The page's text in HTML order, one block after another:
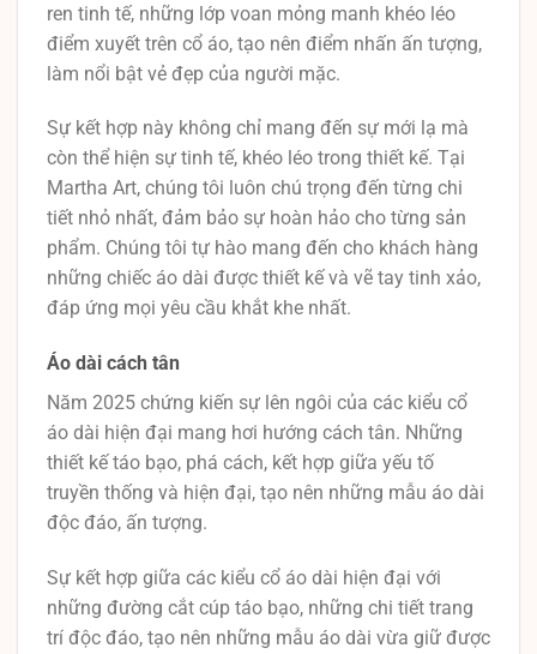
ren tinh tế, những lớp voan mỏng manh khéo léo
điểm xuyết trên cổ áo, tạo nên điểm nhấn ấn tượng,
làm nổi bật vẻ đẹp của người mặc.
Sự kết hợp này không chỉ mang đến sự mới lạ mà
còn thể hiện sự tinh tế, khéo léo trong thiết kế. Tại
Martha Art, chúng tôi luôn chú trọng đến từng chi
tiết nhỏ nhất, đảm bảo sự hoàn hảo cho từng sản
phẩm. Chúng tôi tự hào mang đến cho khách hàng
những chiếc áo dài được thiết kế và vẽ tay tinh xảo,
đáp ứng mọi yêu cầu khắt khe nhất.
Áo dài cách tân
Năm 2025 chứng kiến sự lên ngôi của các kiểu cổ
áo dài hiện đại mang hơi hướng cách tân. Những
thiết kế táo bạo, phá cách, kết hợp giữa yếu tố
truyền thống và hiện đại, tạo nên những mẫu áo dài
độc đáo, ấn tượng.
Sự kết hợp giữa các kiểu cổ áo dài hiện đại với
những đường cắt cúp táo bạo, những chi tiết trang
trí độc đáo, tạo nên những mẫu áo dài vừa giữ được